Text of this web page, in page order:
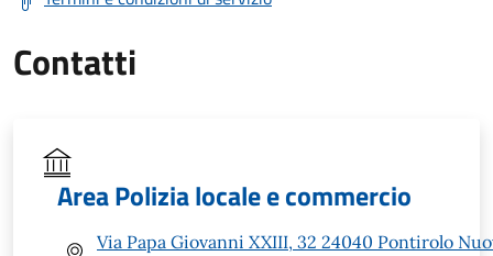
Contatti
Area Polizia locale e commercio
Via Papa Giovanni XXIII, 32 24040 Pontirolo